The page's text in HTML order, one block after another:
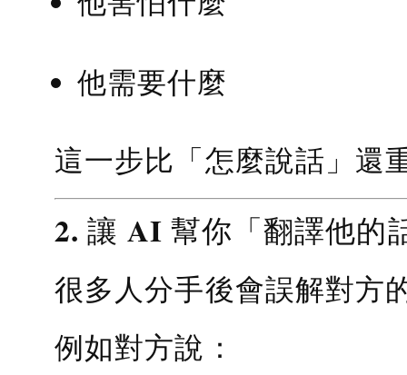
他需要什麼
這一步比「怎麼說話」還
2. 讓 AI 幫你「翻譯他的
很多人分手後會誤解對方
例如對方說：